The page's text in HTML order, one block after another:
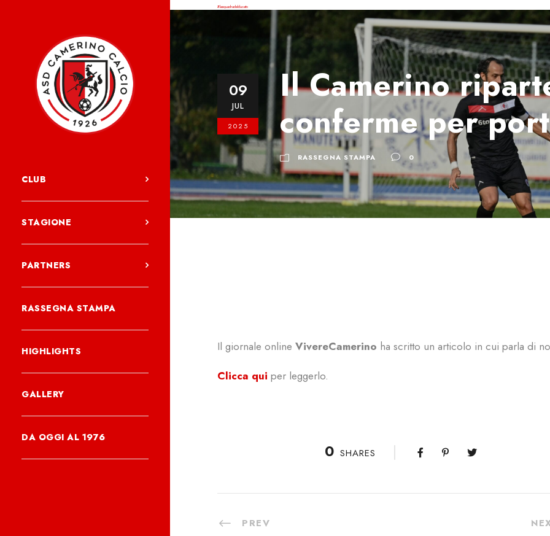
CLUB
STAGIONE
PARTNERS
RASSEGNA STAMPA
HIGHLIGHTS
GALLERY
DA OGGI AL 1976
#lasquadradelducato
09
JUL
2025
Il Camerino
conferme per
RASSEGNA STAMPA 0
Il giornale online VivereCamerino ha scritto un articolo in cui parla di
Clicca qui per leggerlo.
0 SHARES
PREV